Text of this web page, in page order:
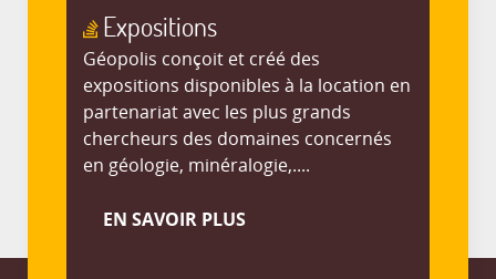
Expositions
Géopolis conçoit et créé des
expositions disponibles à la location en
partenariat avec les plus grands
chercheurs des domaines concernés
en géologie, minéralogie,....
EN SAVOIR PLUS